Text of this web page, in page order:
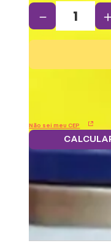
－
Não sei meu CEP